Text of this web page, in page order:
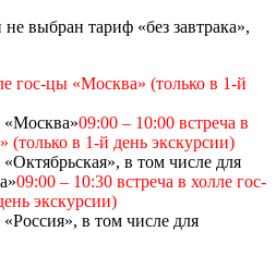
не выбран тариф «без завтрака»,
гос-цы «Москва» (только в 1-й
«Москва»09:00 – 10:00 встреча в
(только в 1-й день экскурсии)
в том числе для
09:00 – 10:30 встреча в холле гос-
экскурсии)
в том числе для